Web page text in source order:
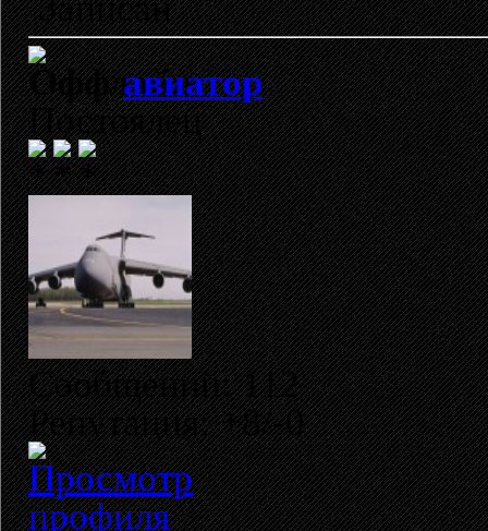
Записан
авиатор
Постоялец
Сообщений: 112
Репутация: +8/-0